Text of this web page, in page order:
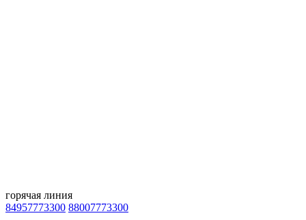
горячая линия
84957773300 88007773300